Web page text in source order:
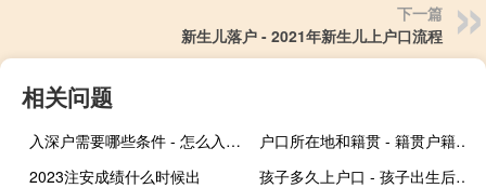
下一篇
新生儿落户 - 2021年新生儿上户口流程
相关问题
入深户需要哪些条件 - 怎么入深户的条件
户口所在地和籍贯 - 籍贯户籍所在地
2023注安成绩什么时候出
孩子多久上户口 - 孩子出生后多久办户口